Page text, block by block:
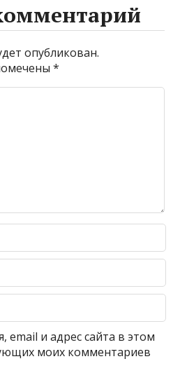
опубликован.
*
email и адрес сайта в этом
моих комментариев